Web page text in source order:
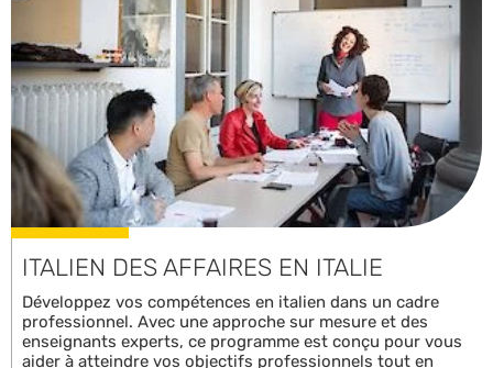
ITALIEN DES AFFAIRES EN ITALIE
Développez vos compétences en italien dans un cadre
professionnel. Avec une approche sur mesure et des
enseignants experts, ce programme est conçu pour vous
aider à atteindre vos objectifs professionnels tout en